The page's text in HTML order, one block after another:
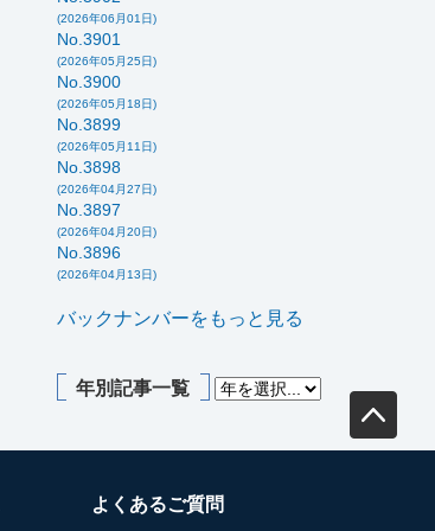
(2026年06月01日)
No.3901
(2026年05月25日)
No.3900
(2026年05月18日)
No.3899
(2026年05月11日)
No.3898
(2026年04月27日)
No.3897
(2026年04月20日)
No.3896
(2026年04月13日)
バックナンバーをもっと見る
年別記事一覧
よくあるご質問